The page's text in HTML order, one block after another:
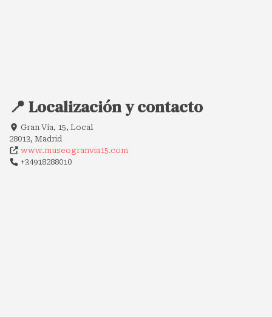
📍 Localización y contacto
Gran Vía, 15, Local
28013, Madrid
www.museogranvia15.com
+34918288010